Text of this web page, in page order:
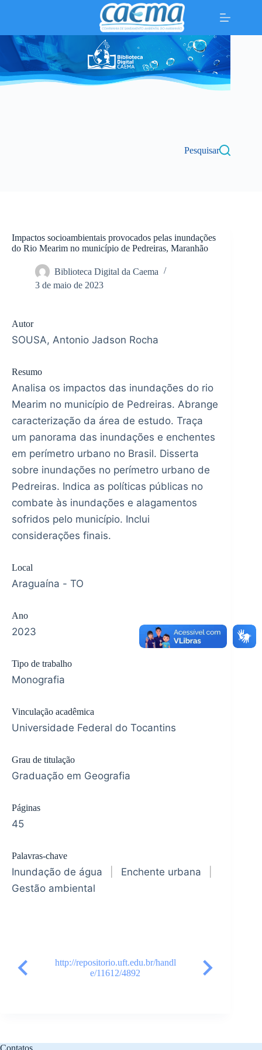
conteúdo
Pesquisar
Impactos socioambientais provocados pelas inundações
do Rio Mearim no município de Pedreiras, Maranhão
Biblioteca Digital da Caema
3 de maio de 2023
http://repositorio.uft.edu.br/handl
e/11612/4892
Autor
SOUSA, Antonio Jadson Rocha
Resumo
Analisa os impactos das inundações do rio
Mearim no município de Pedreiras. Abrange
caracterização da área de estudo. Traça
um panorama das inundações e enchentes
em perímetro urbano no Brasil. Disserta
sobre inundações no perímetro urbano de
Pedreiras. Indica as políticas públicas no
combate às inundações e alagamentos
sofridos pelo município. Inclui
considerações finais.
Local
Araguaína - TO
Ano
2023
Tipo de trabalho
Monografia
Vinculação acadêmica
Universidade Federal do Tocantins
Grau de titulação
Graduação em Geografia
Páginas
45
Palavras-chave
Inundação de água Enchente urbana
Gestão ambiental
Contatos